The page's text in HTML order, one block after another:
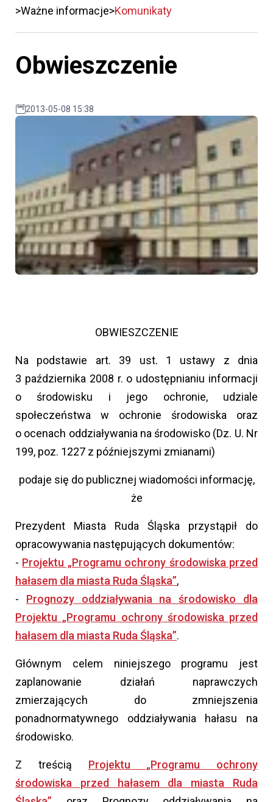
Ważne informacje Komunikaty
Obwieszczenie
2013-05-08 15:38
OBWIESZCZENIE
Na podstawie art. 39 ust. 1 ustawy z dnia
3 października 2008 r. o udostępnianiu informacji
o środowisku i jego ochronie, udziale
społeczeństwa w ochronie środowiska oraz
o ocenach oddziaływania na środowisko (Dz. U. Nr
199, poz. 1227 z późniejszymi zmianami)
podaje się do publicznej wiadomości informację,
że
Prezydent Miasta Ruda Śląska przystąpił do
opracowywania następujących dokumentów:
- Projektu „Programu ochrony środowiska przed
hałasem dla miasta Ruda Śląska”,
- Prognozy oddziaływania na środowisko dla
Projektu „Programu ochrony środowiska przed
hałasem dla miasta Ruda Śląska”.
Głównym celem niniejszego programu jest
zaplanowanie działań naprawczych
zmierzających do zmniejszenia
ponadnormatywnego oddziaływania hałasu na
środowisko.
Z treścią Projektu „Programu ochrony
środowiska przed hałasem dla miasta Ruda